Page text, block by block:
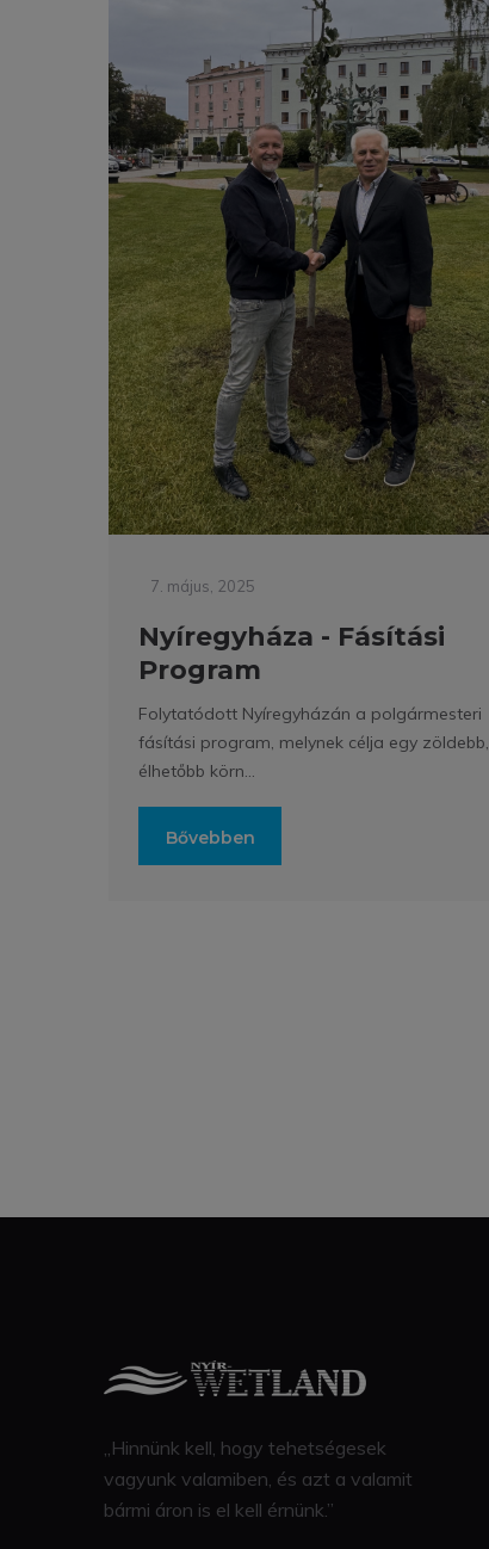
7. május, 2025
Nyíregyháza - Fásítási
Program
Folytatódott Nyíregyházán a polgármesteri
fásítási program, melynek célja egy zöldebb,
élhetőbb körn...
Bővebben
„Hinnünk kell, hogy tehetségesek
vagyunk valamiben, és azt a valamit
bármi áron is el kell érnünk.”